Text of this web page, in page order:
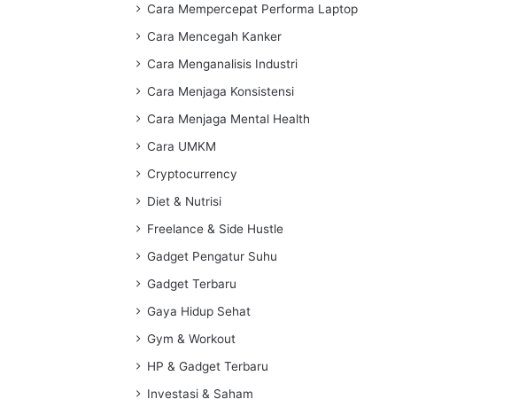
Cara Mempercepat Performa Laptop
Cara Mencegah Kanker
Cara Menganalisis Industri
Cara Menjaga Konsistensi
Cara Menjaga Mental Health
Cara UMKM
Cryptocurrency
Diet & Nutrisi
Freelance & Side Hustle
Gadget Pengatur Suhu
Gadget Terbaru
Gaya Hidup Sehat
Gym & Workout
HP & Gadget Terbaru
Investasi & Saham